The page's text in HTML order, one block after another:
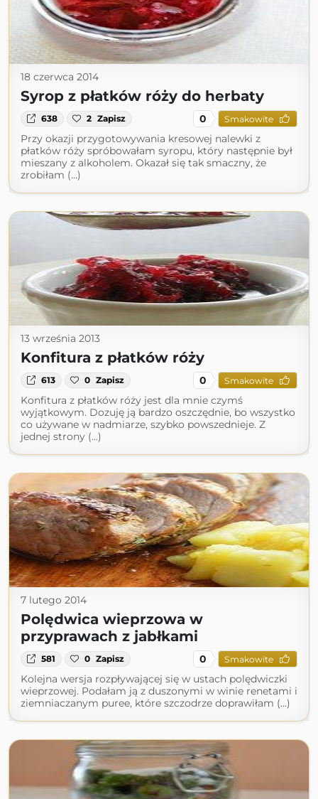
18 czerwca 2014
Syrop z płatków róży do herbaty
638 2 Zapisz 0 Smakowite
Przy okazji przygotowywania kresowej nalewki z
płatków róży spróbowałam syropu, który następnie był
mieszany z alkoholem. Okazał się tak smaczny, że
zrobiłam (...)
13 września 2013
Konfitura z płatków róży
613 0 Zapisz 0 Smakowite
Konfitura z płatków róży jest dla mnie czymś
wyjątkowym. Dozuję ją bardzo oszczędnie, bo wszystko
co używane w nadmiarze, szybko powszednieje. Z
jednej strony (...)
7 lutego 2014
Polędwica wieprzowa w
przyprawach z jabłkami
581 0 Zapisz 0 Smakowite
Kolejna wersja rozpływającej się w ustach polędwiczki
wieprzowej. Podałam ją z duszonymi w winie renetami i
ziemniaczanym puree, które szczodrze doprawiłam (...)